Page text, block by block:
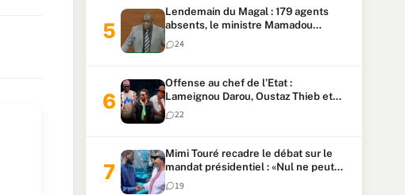
Lendemain du Magal : 179 agents
absents, le ministre Mamadou
Lamine Dianté exige des explications
24
Offense au chef de l’Etat :
Lameignou Darou, Oustaz Thieb et
Ndiaye Touba lourdement
condamnés
22
Mimi Touré recadre le débat sur le
mandat présidentiel : «Nul ne peut
faire plus de deux mandats
19